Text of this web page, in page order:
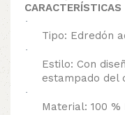
CARACTERÍSTICAS
·
Tipo: Edredón
·
Estilo: Con
estampado del
·
Material: 100 %